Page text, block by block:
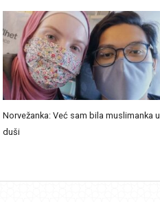
Norvežanka: Već sam bila muslimanka u
duši